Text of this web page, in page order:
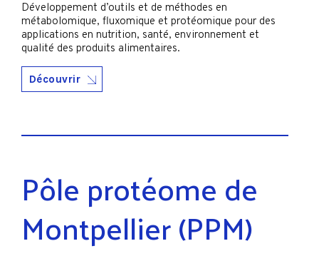
Développement d’outils et de méthodes en
métabolomique, fluxomique et protéomique pour des
applications en nutrition, santé, environnement et
qualité des produits alimentaires.
Découvrir
Pôle protéome de
Montpellier (PPM)